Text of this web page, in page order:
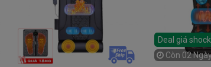
Deal giá shock
Còn 02